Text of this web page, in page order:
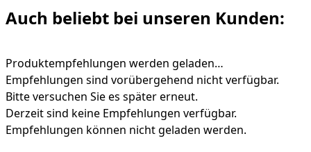
Auch beliebt bei unseren Kunden:
Produktempfehlungen werden geladen…
Empfehlungen sind vorübergehend nicht verfügbar.
Bitte versuchen Sie es später erneut.
Derzeit sind keine Empfehlungen verfügbar.
Empfehlungen können nicht geladen werden.